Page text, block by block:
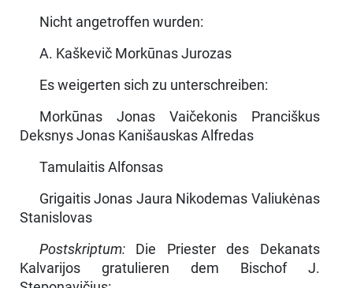
Nicht angetroffen wurden:
A. Kaškevič Morkūnas Jurozas
Es weigerten sich zu unterschreiben:
Morkūnas Jonas Vaičekonis Pranciškus
Deksnys Jonas Kanišauskas Alfredas
Tamulaitis Alfonsas
Grigaitis Jonas Jaura Nikodemas Valiukėnas
Stanislovas
Postskriptum:
Die Priester des Dekanats
Kalvarijos gratulieren dem Bischof J.